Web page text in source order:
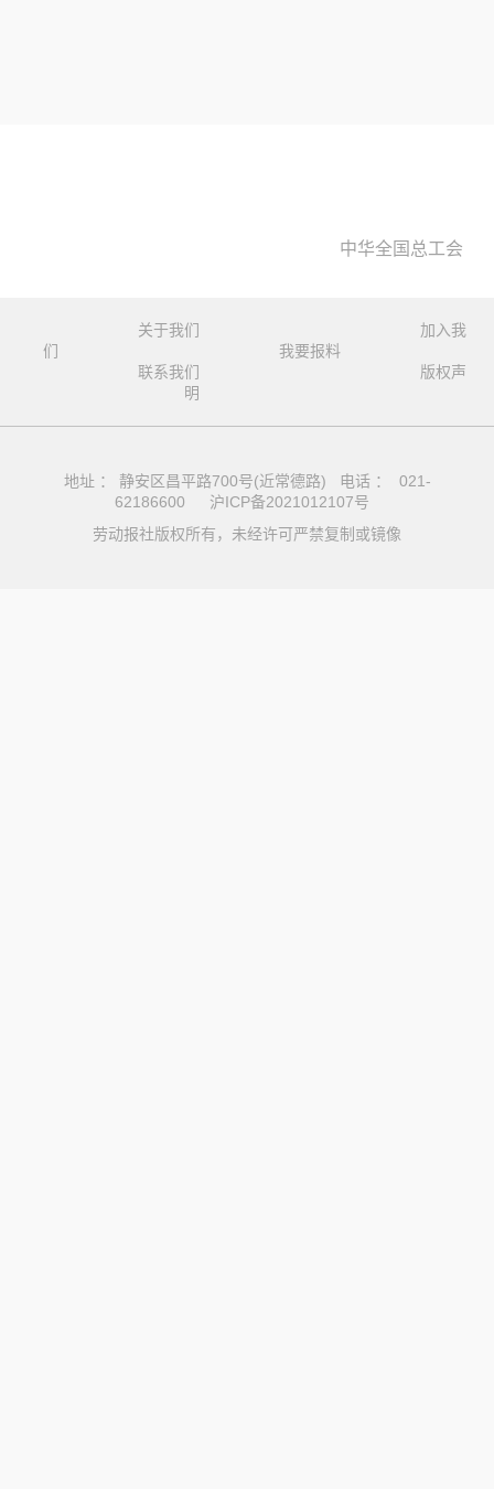
中华全国总工会
关于我们
加入我
们
我要报料
联系我们
版权声
明
地址 ： 静安区昌平路700号(近常德路) 电话 ： 021-
62186600
沪ICP备2021012107号
劳动报社版权所有，未经许可严禁复制或镜像